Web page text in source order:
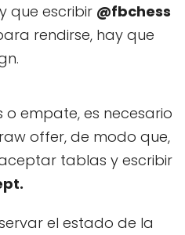
que escribir @fbchess
rendirse, hay que
empate, es necesario
offer, de modo que,
tablas y escribir
el estado de la